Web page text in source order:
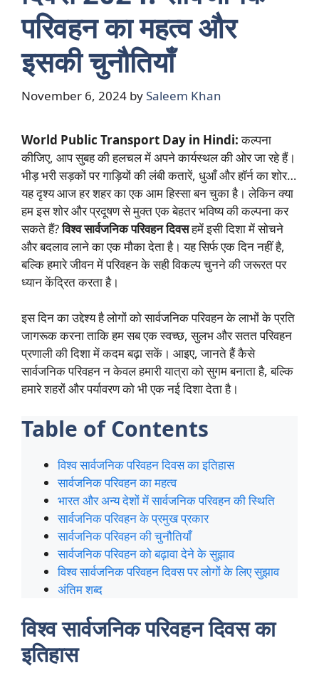
परिवहन का महत्व और
इसकी चुनौतियाँ
November 6, 2024 bySaleem Khan
World Public Transport Day in Hindi:कल्पना
कीजिए, आप सुबह की हलचल में अपने कार्यस्थल की ओर जा रहे हैं।
भीड़ भरी सड़कों पर गाड़ियों की लंबी कतारें, धुआँ और हॉर्न का शोर…
यह दृश्य आज हर शहर का एक आम हिस्सा बन चुका है। लेकिन क्या
हम इस शोर और प्रदूषण से मुक्त एक बेहतर भविष्य की कल्पना कर
सकते हैं?विश्व सार्वजनिक परिवहन दिवसहमें इसी दिशा में सोचने
और बदलाव लाने का एक मौका देता है। यह सिर्फ एक दिन नहीं है,
बल्कि हमारे जीवन में परिवहन के सही विकल्प चुनने की जरूरत पर
ध्यान केंद्रित करता है।
इस दिन का उद्देश्य है लोगों को सार्वजनिक परिवहन के लाभों के प्रति
जागरूक करना ताकि हम सब एक स्वच्छ, सुलभ और सतत परिवहन
प्रणाली की दिशा में कदम बढ़ा सकें। आइए, जानते हैं कैसे
सार्वजनिक परिवहन न केवल हमारी यात्रा को सुगम बनाता है, बल्कि
हमारे शहरों और पर्यावरण को भी एक नई दिशा देता है।
Table of Contents
विश्व सार्वजनिक परिवहन दिवस का इतिहास
सार्वजनिक परिवहन का महत्व
भारत और अन्य देशों में सार्वजनिक परिवहन की स्थिति
सार्वजनिक परिवहन के प्रमुख प्रकार
सार्वजनिक परिवहन की चुनौतियाँ
सार्वजनिक परिवहन को बढ़ावा देने के सुझाव
विश्व सार्वजनिक परिवहन दिवस पर लोगों के लिए सुझाव
अंतिम शब्द
विश्व सार्वजनिक परिवहन दिवस का
इतिहास